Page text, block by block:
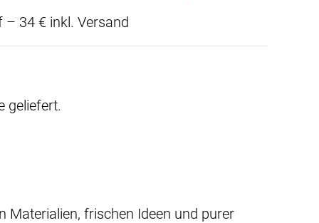
– 34 € inkl. Versand
geliefert.
Materialien, frischen Ideen und purer